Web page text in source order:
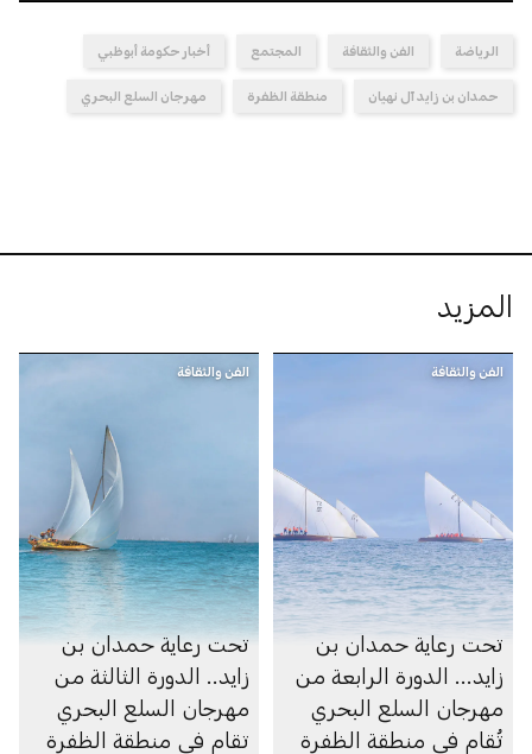
الرياضة الفن والثقافة المجتمع أخبار حكومة أبوظبي
حمدان بن زايد آل نهيان منطقة الظفرة مهرجان السلع البحري
المزيد
الفن والثقافة
تحت رعاية حمدان بن
زايد... الدورة الرابعة من
مهرجان السلع البحري
تُقام في منطقة الظفرة
الفن والثقافة
تحت رعاية حمدان بن
زايد.. الدورة الثالثة من
مهرجان السلع البحري
تقام في منطقة الظفرة